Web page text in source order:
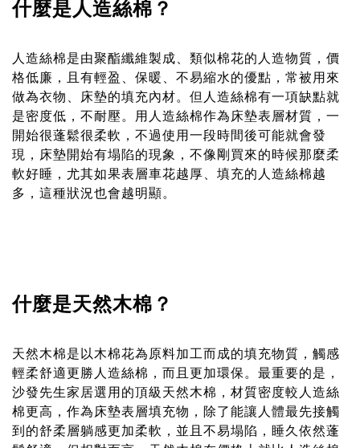
什麼是人造絲棉？
人造絲棉是由聚酯纖維製成、類似棉花的人造物質，價
格低廉，且有輕盈、保暖、不易縮水的優點，常被用來
做為衣物、床墊的填充內材。但人造絲棉有一項缺點就
是密度低，不耐壓。用人造絲棉作為床墊表層材質，一
開始很蓬鬆很柔軟，不過使用一段時間後可能就會發
現，床墊開始有塌陷的現象，不像剛買來的時候那麼柔
軟好睡，尤其如果表層車花越厚、填充的人造絲棉越
多，這種狀況也會越明顯。
什麼是天然木棉？
天然木棉是以木棉花為原料加工而成的填充物質，觸感
輕柔舒適更勝人造絲棉，而且更加環保。最重要的是，
沙發先生家居選用的頂級天然木棉，材質密度較人造絲
棉更高，作為床墊表層填充物，除了能讓人體最先接觸
到的舒柔層躺感更加柔軟，並且不易塌陷，睡久依然蓬